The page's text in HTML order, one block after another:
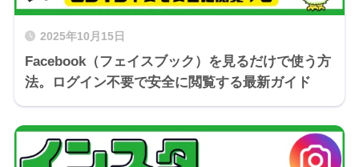
2025年10月15日
Facebook（フェイスブック）を見るだけで使う方
法。ログイン不要で安全に閲覧する最新ガイド